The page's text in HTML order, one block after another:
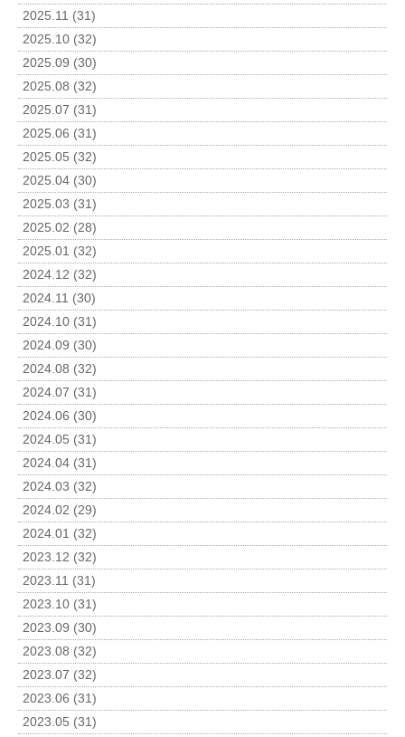
2025.11 (31)
2025.10 (32)
2025.09 (30)
2025.08 (32)
2025.07 (31)
2025.06 (31)
2025.05 (32)
2025.04 (30)
2025.03 (31)
2025.02 (28)
2025.01 (32)
2024.12 (32)
2024.11 (30)
2024.10 (31)
2024.09 (30)
2024.08 (32)
2024.07 (31)
2024.06 (30)
2024.05 (31)
2024.04 (31)
2024.03 (32)
2024.02 (29)
2024.01 (32)
2023.12 (32)
2023.11 (31)
2023.10 (31)
2023.09 (30)
2023.08 (32)
2023.07 (32)
2023.06 (31)
2023.05 (31)